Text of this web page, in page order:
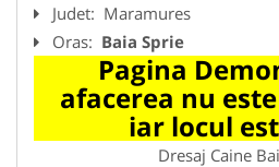
Judet: Maramures
Oras: Baia Sprie
Pagina
afacerea nu
iar locul
Dresaj Caine